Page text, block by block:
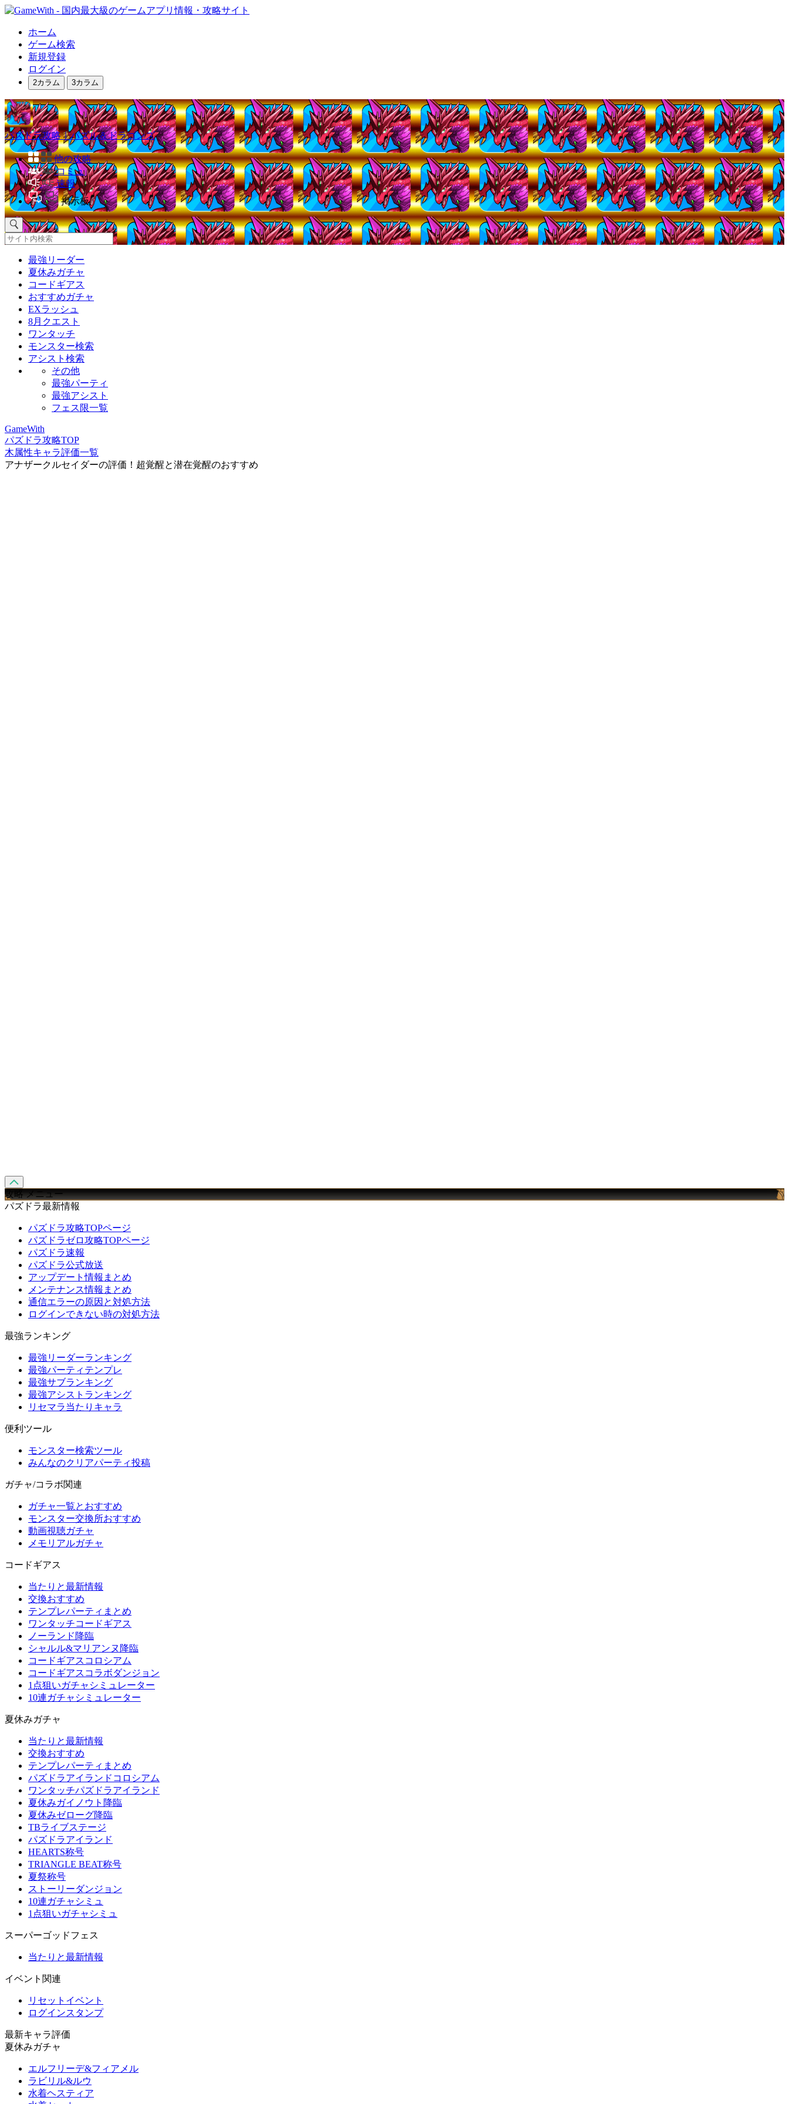
ホーム
ゲーム検索
新規登録
ログイン
2カラム 3カラム
パズドラ攻略｜パズル＆ドラゴンズ
他の攻略
コミュ
速報
掲示板
最強リーダー
夏休みガチャ
コードギアス
おすすめガチャ
EXラッシュ
8月クエスト
ワンタッチ
モンスター検索
アシスト検索
その他
最強パーティ
最強アシスト
フェス限一覧
GameWith
パズドラ攻略TOP
木属性キャラ評価一覧
アナザークルセイダーの評価！超覚醒と潜在覚醒のおすすめ
攻略 メニュー
パズドラ最新情報
パズドラ攻略TOPページ
パズドラゼロ攻略TOPページ
パズドラ速報
パズドラ公式放送
アップデート情報まとめ
メンテナンス情報まとめ
通信エラーの原因と対処方法
ログインできない時の対処方法
最強ランキング
最強リーダーランキング
最強パーティテンプレ
最強サブランキング
最強アシストランキング
リセマラ当たりキャラ
便利ツール
モンスター検索ツール
みんなのクリアパーティ投稿
ガチャ/コラボ関連
ガチャ一覧とおすすめ
モンスター交換所おすすめ
動画視聴ガチャ
メモリアルガチャ
コードギアス
当たりと最新情報
交換おすすめ
テンプレパーティまとめ
ワンタッチコードギアス
ノーランド降臨
シャルル&マリアンヌ降臨
コードギアスコロシアム
コードギアスコラボダンジョン
1点狙いガチャシミュレーター
10連ガチャシミュレーター
夏休みガチャ
当たりと最新情報
交換おすすめ
テンプレパーティまとめ
パズドラアイランドコロシアム
ワンタッチパズドラアイランド
夏休みガイノウト降臨
夏休みゼローグ降臨
TBライブステージ
パズドラアイランド
HEARTS称号
TRIANGLE BEAT称号
夏祭称号
ストーリーダンジョン
10連ガチャシミュ
1点狙いガチャシミュ
スーパーゴッドフェス
当たりと最新情報
イベント関連
リセットイベント
ログインスタンプ
最新キャラ評価
夏休みガチャ
エルフリーデ&フィアメル
ラビリル&ルウ
水着ヘスティア